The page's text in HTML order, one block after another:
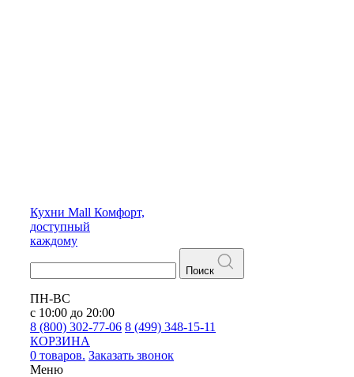
Кухни Mall Комфорт,
доступный
каждому
Поиск
ПН-ВС
с 10:00 до 20:00
8 (800) 302-77-06 8 (499) 348-15-11
КОРЗИНА
0 товаров. Заказать звонок
Меню